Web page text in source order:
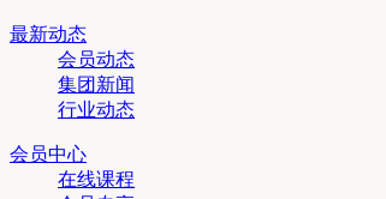
最新动态
会员动态
集团新闻
行业动态
会员中心
在线课程